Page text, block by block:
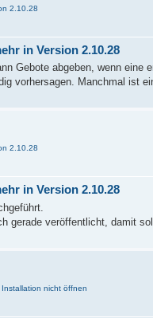
2.10.28
in Version 2.10.28
Gebote abgeben, wenn
vorhersagen. Manchmal ist
2.10.28
in Version 2.10.28
gerade veröffentlicht, damit
nicht öffnen